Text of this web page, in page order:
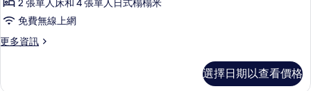
有
相
(10+8
Tatami)
詳
煙
(Japanese
2 張單人床和 4 張單人日式榻榻米
免費無線上網
更多資訊
更
選擇日期以查看價格